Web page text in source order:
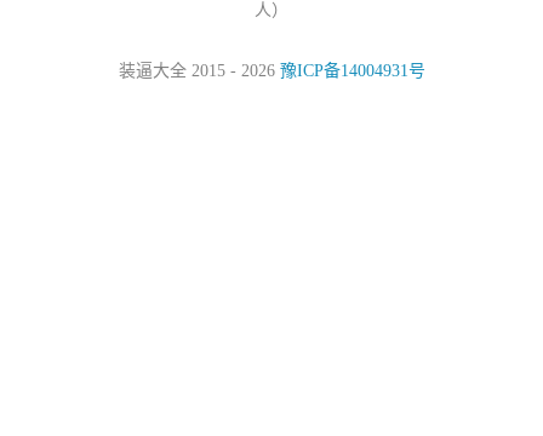
人）
装逼大全 2015 - 2026 豫ICP备14004931号